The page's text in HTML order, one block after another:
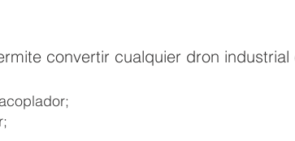
convertir cualquier dron